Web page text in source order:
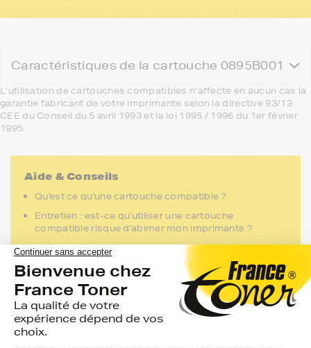
Caractéristiques de la cartouche 0895B001
L’utilisation de cartouches compatibles n’affecte en aucun cas la
garantie fabricant de votre imprimante selon la directive 93/13
CEE du Conseil du 5 avril 1993 et la loi 1995 / 1996 du 1er février
1995.
Recommandé pour vous
Aide & Conseils
Qu'est ce qu'une cartouche compatible ?
Entretien : est-ce qu'utiliser une cartouche
compatible risque d'abimer mon imprimante ?
Garantie : utiliser une cartouche compatible annule-t-
elle ma garantie ?